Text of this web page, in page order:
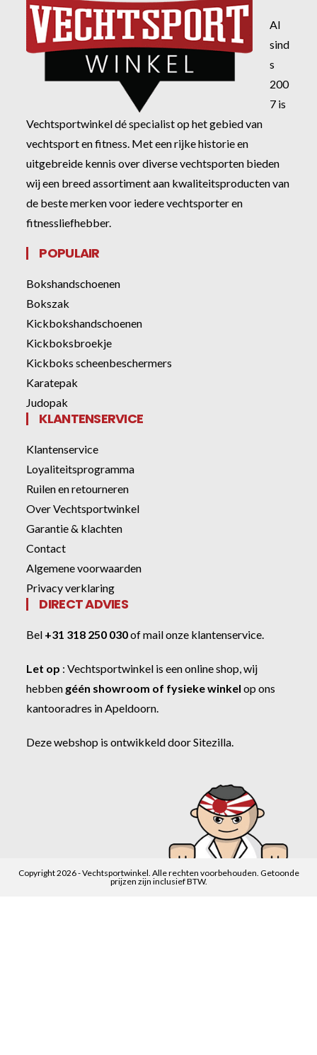
Al
sind
s
200
7 is
Vechtsportwinkel dé specialist op het gebied van
vechtsport en fitness. Met een rijke historie en
uitgebreide kennis over diverse vechtsporten bieden
wij een breed assortiment aan kwaliteitsproducten van
de beste merken voor iedere vechtsporter en
fitnessliefhebber.
POPULAIR
Bokshandschoenen
Bokszak
Kickbokshandschoenen
Kickboksbroekje
Kickboks scheenbeschermers
Karatepak
Judopak
KLANTENSERVICE
Klantenservice
Loyaliteitsprogramma
Ruilen en retourneren
Over Vechtsportwinkel
Garantie & klachten
Contact
Algemene voorwaarden
Privacy verklaring
DIRECT ADVIES
Bel +31 318 250 030ofmail onze klantenservice
Let op :Vechtsportwinkel is een online shop, wij
hebben géén showroom of fysieke winkel op ons
kantooradres in Apeldoorn.
Deze webshop is ontwikkeld doorSitezilla
Copyright 2026 - Vechtsportwinkel. Alle rechten voorbehouden. Getoonde
prijzen zijn inclusief BTW.